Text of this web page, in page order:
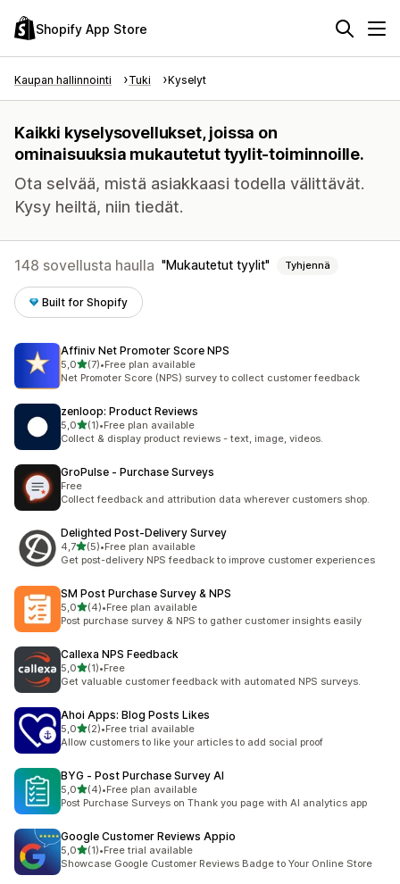
Shopify App Store
Kaupan hallinnointi Tuki Kyselyt
Kaikki kyselysovellukset, joissa on
ominaisuuksia mukautetut tyylit-toiminnoille.
Ota selvää, mistä asiakkaasi todella välittävät.
Kysy heiltä, niin tiedät.
148 sovellusta haulla Mukautetut tyylit Tyhjennä
Built for Shopify
Affiniv Net Promoter Score NPS
5,0/ 5 tähteä
(7)
7 arvostelua yhteensä
•Free plan available
Net Promoter Score (NPS) survey to collect customer feedback
zenloop: Product Reviews
5,0/ 5 tähteä
(1)
1 arvostelua yhteensä
•Free plan available
Collect & display product reviews - text, image, videos.
GroPulse ‑ Purchase Surveys
Free
Collect feedback and attribution data wherever customers shop.
Delighted Post‑Delivery Survey
4,7/ 5 tähteä
(5)
5 arvostelua yhteensä
•Free plan available
Get post-delivery NPS feedback to improve customer experiences
SM Post Purchase Survey & NPS
5,0/ 5 tähteä
(4)
4 arvostelua yhteensä
•Free plan available
Post purchase survey & NPS to gather customer insights easily
Callexa NPS Feedback
5,0/ 5 tähteä
(1)
1 arvostelua yhteensä
•Free
Get valuable customer feedback with automated NPS surveys.
Ahoi Apps: Blog Posts Likes
5,0/ 5 tähteä
(2)
2 arvostelua yhteensä
•Free trial available
Allow customers to like your articles to add social proof
BYG ‑ Post Purchase Survey AI
5,0/ 5 tähteä
(4)
4 arvostelua yhteensä
•Free plan available
Post Purchase Surveys on Thank you page with AI analytics app
Google Customer Reviews Appio
5,0/ 5 tähteä
(1)
1 arvostelua yhteensä
•Free trial available
Showcase Google Customer Reviews Badge to Your Online Store